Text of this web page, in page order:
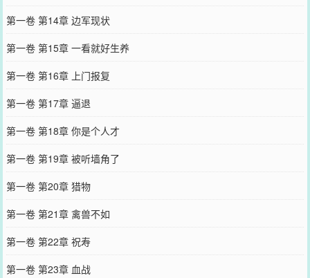
第一卷 第14章 边军现状
第一卷 第15章 一看就好生养
第一卷 第16章 上门报复
第一卷 第17章 逼退
第一卷 第18章 你是个人才
第一卷 第19章 被听墙角了
第一卷 第20章 猎物
第一卷 第21章 禽兽不如
第一卷 第22章 祝寿
第一卷 第23章 血战